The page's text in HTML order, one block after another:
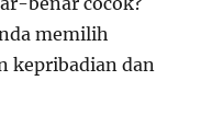
memilih
kepribadian dan